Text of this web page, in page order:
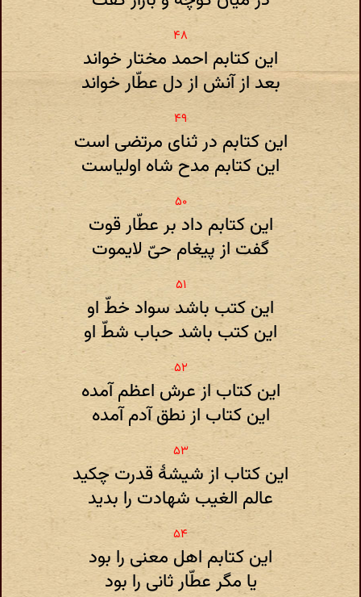
این کتابم احمد مختار خواند
بعد از آنش از دل عطّار خواند
این کتابم در ثنای مرتضی است
این کتابم مدح شاه اولیاست
این کتابم داد بر عطّار قوت
گفت از پیغام حیّ لایموت
این کتب باشد سواد خطّ او
این کتب باشد حباب شطّ او
این کتاب از عرش اعظم آمده
این کتاب از نطق آدم آمده
این کتاب از شیشهٔ قدرت چکید
عالم الغیب شهادت را بدید
این کتابم اهل معنی را بود
یا مگر عطّار ثانی را بود